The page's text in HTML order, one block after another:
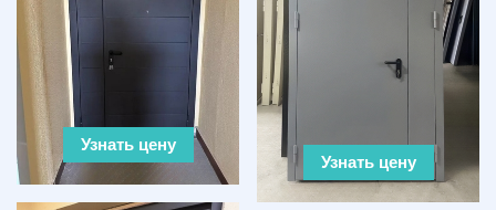
Узнать цену
Узнать цену